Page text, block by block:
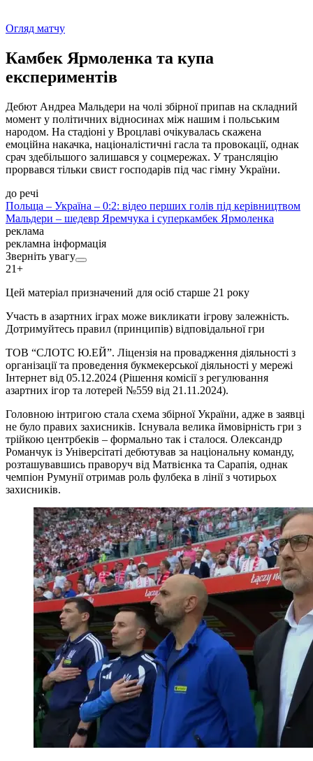
Огляд матчу
Камбек Ярмоленка та купа
експериментів
Дебют Андреа Мальдери на чолі збірної припав на складний
момент у політичних відносинах між нашим і польським
народом. На стадіоні у Вроцлаві очікувалась скажена
емоційна накачка, націоналістичні гасла та провокації, однак
срач здебільшого залишався у соцмережах. У трансляцію
прорвався тільки свист господарів під час гімну України.
до речі
Польща – Україна – 0:2: відео перших голів під керівництвом
Мальдери – шедевр Яремчука і суперкамбек Ярмоленка
реклама
рекламна інформація
Зверніть увагу
21+
Цей матеріал призначений для осіб старше 21 року
Участь в азартних іграх може викликати ігрову залежність.
Дотримуйтесь правил (принципів) відповідальної гри
ТОВ “СЛОТС Ю.ЕЙ”. Ліцензія на провадження діяльності з
організації та проведення букмекерської діяльності у мережі
Інтернет від 05.12.2024 (Рішення комісії з регулювання
азартних ігор та лотерей №559 від 21.11.2024).
Головною інтригою стала схема збірної України, адже в заявці
не було правих захисників. Існувала велика ймовірність гри з
трійкою центрбеків – формально так і сталося. Олександр
Романчук із Універсітаті дебютував за національну команду,
розташувавшись праворуч від Матвієнка та Сарапія, однак
чемпіон Румунії отримав роль фулбека в лінії з чотирьох
захисників.